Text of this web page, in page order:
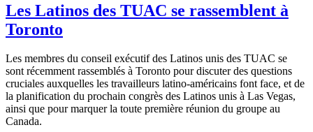
Les Latinos des TUAC se rassemblent à
Toronto
Les membres du conseil exécutif des Latinos unis des TUAC se
sont récemment rassemblés à Toronto pour discuter des questions
cruciales auxquelles les travailleurs latino-américains font face, et de
la planification du prochain congrès des Latinos unis à Las Vegas,
ainsi que pour marquer la toute première réunion du groupe au
Canada.